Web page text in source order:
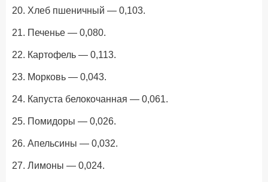
20. Хлеб пшеничный — 0,103.
21. Печенье — 0,080.
22. Картофель — 0,113.
23. Морковь — 0,043.
24. Капуста белокочанная — 0,061.
25. Помидоры — 0,026.
26. Апельсины — 0,032.
27. Лимоны — 0,024.